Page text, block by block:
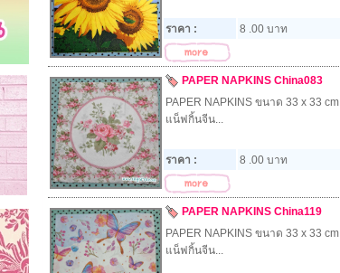
ราคา : 8 .00 บาท
PAPER NAPKINS China083
PAPER NAPKINS ขนาด 33 x 33 cm
แน็ฟกิ้นจีน...
ราคา : 8 .00 บาท
PAPER NAPKINS China119
PAPER NAPKINS ขนาด 33 x 33 cm
แน็ฟกิ้นจีน...